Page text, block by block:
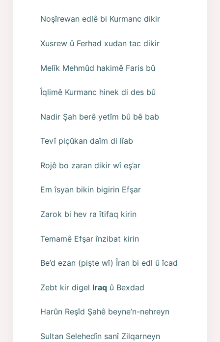
Noşîrewan edlê bi Kurmanc dikir
Xusrew û Ferhad xudan tac dikir
Melîk Mehmûd hakimê Faris bû
Îqlimê Kurmanc hinek di des bû
Nadir Şah berê yetîm bû bê bab
Tevî piçûkan daîm di lîab
Rojê bo zaran dikir wî eş’ar
Em îsyan bikin bigirin Efşar
Zarok bi hev ra îtifaq kirin
Temamê Efşar înzibat kirin
Be’d ezan (pişte wî) Îran bi edl û îcad
Zebt kir digel Iraq û Bexdad
Harûn Reşîd Şahê beyne’n-nehreyn
Sultan Selehedîn sanî Zilqarneyn